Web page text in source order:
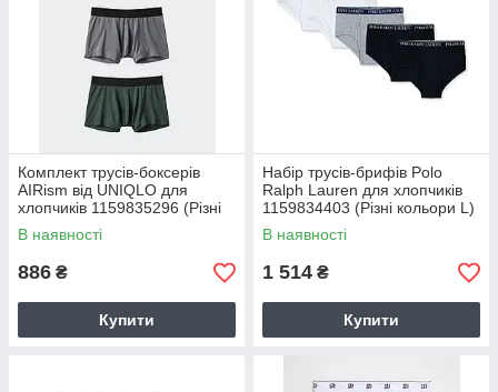
Комплект трусів-боксерів
AIRism від UNIQLO для
хлопчиків 1159835296 (Різні
кольори 11-12)
В наявності
886 ₴
Купити
Набір трусів-брифів Polo
Ralph Lauren для хлопчиків
1159834403 (Різні кольори L)
В наявності
1 514 ₴
Купити